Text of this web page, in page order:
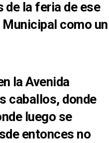
de la feria de ese
como un
la Avenida
caballos, donde
luego se
entonces no